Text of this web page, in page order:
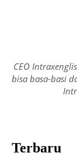
CEO
bisa basa-basi
Terbaru